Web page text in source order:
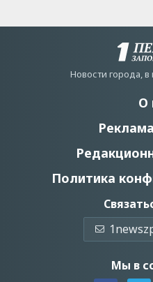
Новости города,
О
Политика
Мы в